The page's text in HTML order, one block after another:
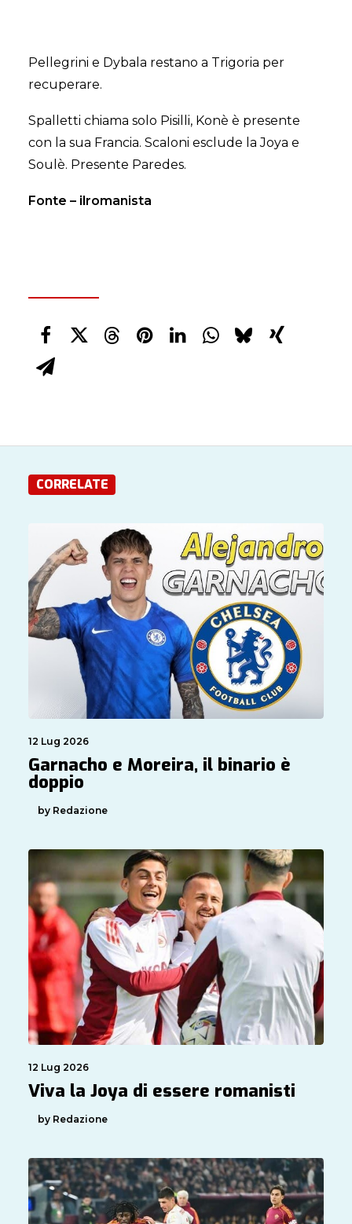
Pellegrini e Dybala restano a Trigoria per
recuperare.
Spalletti chiama solo Pisilli, Konè è presente
con la sua Francia. Scaloni esclude la Joya e
Soulè. Presente Paredes.
Fonte – ilromanista
CORRELATE
12 Lug 2026
Garnacho e Moreira, il binario è
doppio
by Redazione
12 Lug 2026
Viva la Joya di essere romanisti
by Redazione